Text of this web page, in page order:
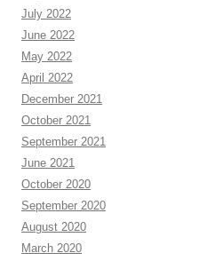
July 2022
June 2022
May 2022
April 2022
December 2021
October 2021
September 2021
June 2021
October 2020
September 2020
August 2020
March 2020